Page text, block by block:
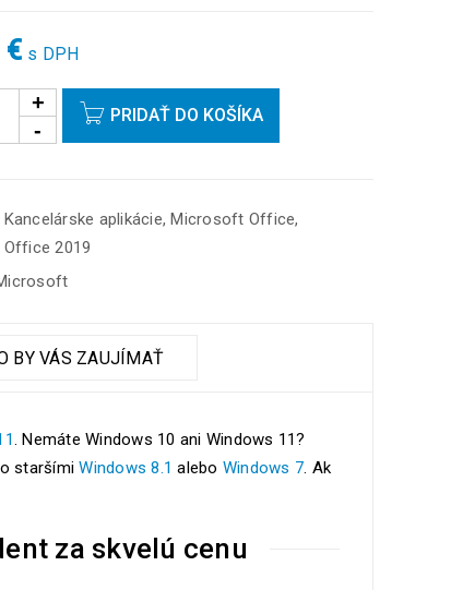
€ s DPH
PRIDAŤ DO KOŠÍKA
Kancelárske aplikácie,Microsoft Office,
2019
BY VÁS ZAUJÍMAŤ
. Nemáte Windows 10 ani Windows 11?
staršímiWindows 8.1 alebo Windows 7. Ak
za skvelú cenu